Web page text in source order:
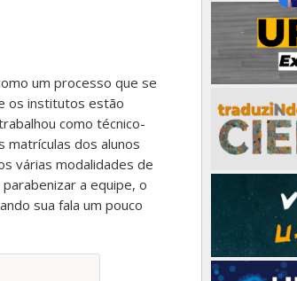
um processo que se
os institutos estão
como técnico-
matrículas dos alunos
várias modalidades de
parabenizar a equipe, o
sua fala um pouco